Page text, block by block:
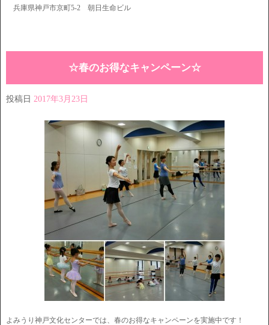
兵庫県神戸市京町5-2 朝日生命ビル
☆春のお得なキャンペーン☆
投稿日 2017年3月23日
よみうり神戸文化センターでは、春のお得なキャンペーンを実施中です！